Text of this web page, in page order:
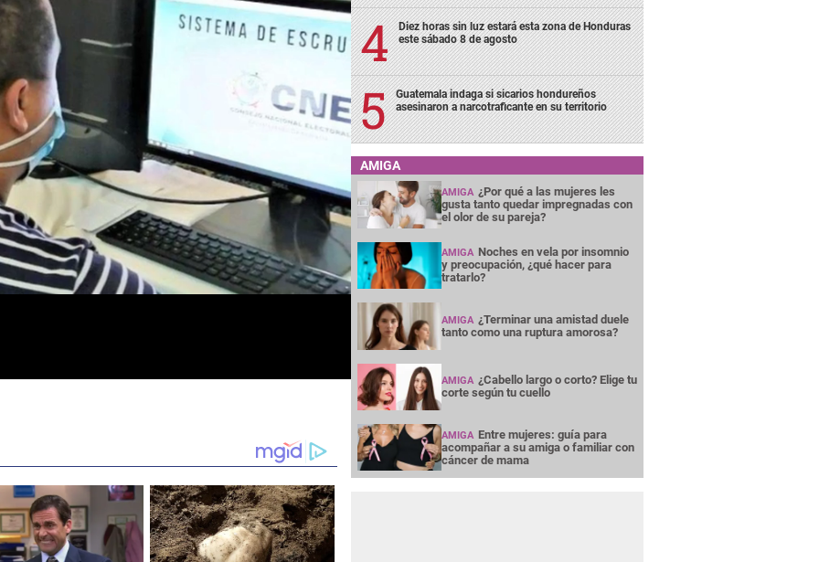
Diez horas sin luz estará esta zona de Honduras
este sábado 8 de agosto
Guatemala indaga si sicarios hondureños
asesinaron a narcotraficante en su territorio
AMIGA
AMIGA ¿Por qué a las mujeres les
gusta tanto quedar impregnadas con
el olor de su pareja?
AMIGA Noches en vela por insomnio
y preocupación, ¿qué hacer para
tratarlo?
AMIGA ¿Terminar una amistad duele
tanto como una ruptura amorosa?
AMIGA ¿Cabello largo o corto? Elige tu
corte según tu cuello
AMIGA Entre mujeres: guía para
acompañar a su amiga o familiar con
cáncer de mama